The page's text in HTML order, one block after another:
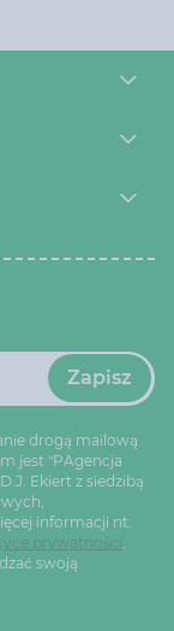
Zapisz
drogą mailową
jest "PAgencja
Ekiert z siedzibą
informacji nt.
prywatności
swoją